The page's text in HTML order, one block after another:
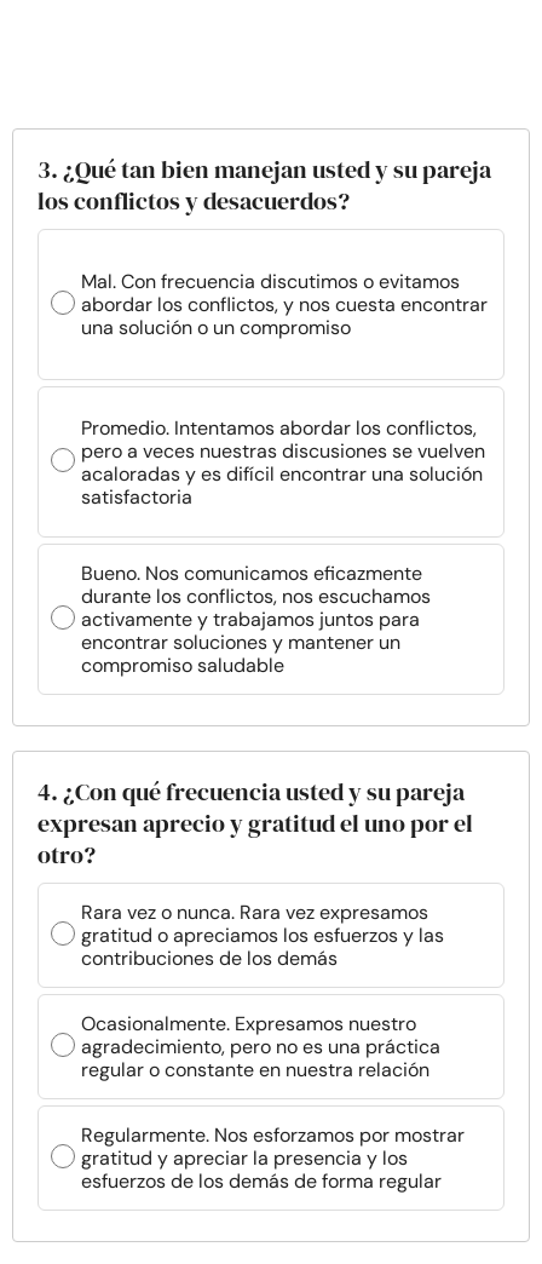
3. ¿Qué tan bien manejan usted y su pareja
los conflictos y desacuerdos?
Mal. Con frecuencia discutimos o evitamos
abordar los conflictos, y nos cuesta encontrar
una solución o un compromiso
Promedio. Intentamos abordar los conflictos,
pero a veces nuestras discusiones se vuelven
acaloradas y es difícil encontrar una solución
satisfactoria
Bueno. Nos comunicamos eficazmente
durante los conflictos, nos escuchamos
activamente y trabajamos juntos para
encontrar soluciones y mantener un
compromiso saludable
4. ¿Con qué frecuencia usted y su pareja
expresan aprecio y gratitud el uno por el
otro?
Rara vez o nunca. Rara vez expresamos
gratitud o apreciamos los esfuerzos y las
contribuciones de los demás
Ocasionalmente. Expresamos nuestro
agradecimiento, pero no es una práctica
regular o constante en nuestra relación
Regularmente. Nos esforzamos por mostrar
gratitud y apreciar la presencia y los
esfuerzos de los demás de forma regular